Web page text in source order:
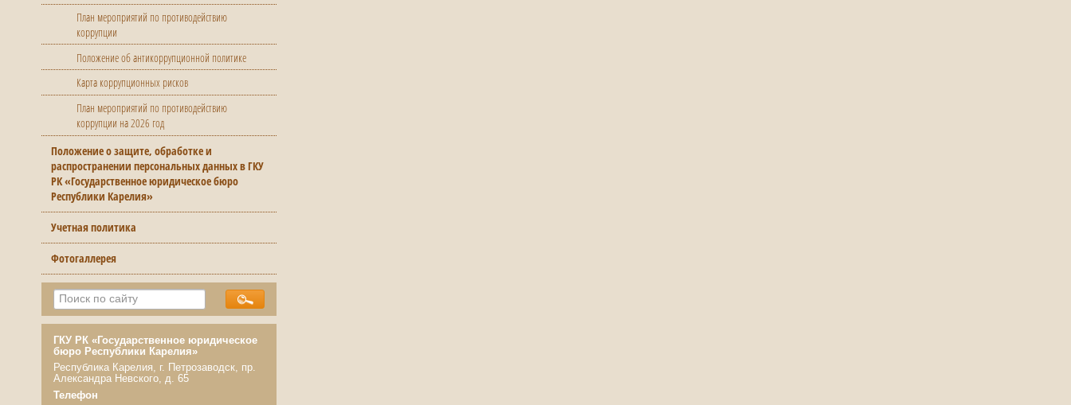
План мероприятий по противодействию
коррупции
Положение об антикоррупционной политике
Карта коррупционных рисков
План мероприятий по противодействию
коррупции на 2026 год
Положение о защите, обработке и
распространении персональных данных в ГКУ
РК «Государственное юридическое бюро
Республики Карелия»
Учетная политика
Фотогаллерея
ГКУ РК «Государственное юридическое
бюро Республики Карелия»
Республика Карелия, г. Петрозаводск, пр.
Александра Невского, д. 65
Телефон